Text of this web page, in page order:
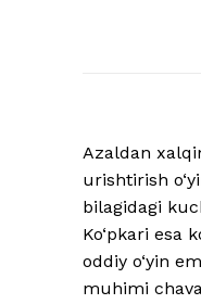
Azaldan
urishtirish
bilagidagi
Ko‘pkari esa
oddiy o‘yin
muhimi